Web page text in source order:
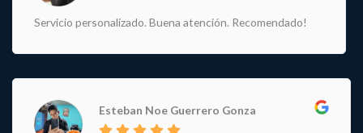
Servicio personalizado. Buena atención. Recomendado!
Esteban Noe Guerrero Gonza